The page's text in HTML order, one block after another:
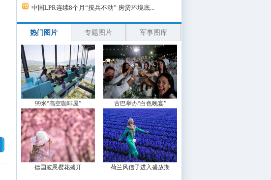
中国LPR连续8个月“按兵不动” 房贷环境底...
热门图片 专题图片 军事图库
99米“高空咖啡屋” 古巴举办“白色晚宴”
德国波恩樱花盛开 荷兰风信子进入盛放期